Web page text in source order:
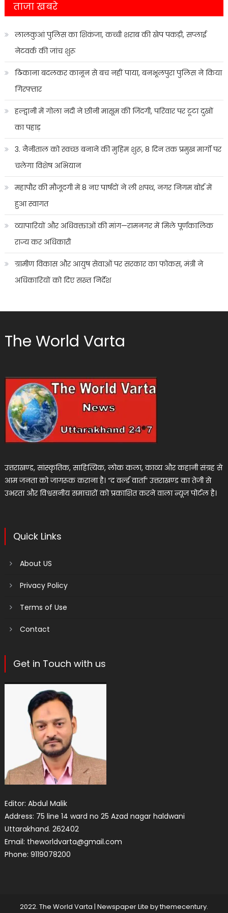
ताजा खबरे
लालकुआं पुलिस का शिकंजा, कच्ची शराब की खेप पकड़ी, सप्लाई
नेटवर्क की जांच शुरू
ठिकाना बदलकर कानून से बच नहीं पाया, बनभूलपुरा पुलिस ने किया
गिरफ्तार
हल्द्वानी में गोला नदी ने छीनी मासूम की जिंदगी, परिवार पर टूटा दुखों
का पहाड़
3. नैनीताल को स्वच्छ बनाने की मुहिम शुरू, 8 दिन तक प्रमुख मार्गों पर
चलेगा विशेष अभियान
महापौर की मौजूदगी में 8 नए पार्षदों ने ली शपथ, नगर निगम बोर्ड में
हुआ स्वागत
व्यापारियों और अधिवक्ताओं की मांग—रामनगर में मिले पूर्णकालिक
राज्य कर अधिकारी
ग्रामीण विकास और आयुष सेवाओं पर सरकार का फोकस, मंत्री ने
अधिकारियों को दिए सख्त निर्देश
The World Varta
उत्तराखण्ड, सांस्कृतिक, साहित्यिक, लोक कला, काव्य और कहानी संग्रह से
आम जनता को जागरूक कराना है। “द वर्ल्ड वार्ता” उत्तराखण्ड का तेजी से
उभरता और विश्वसनीय समाचारों को प्रकाशित करने वाला न्यूज पोर्टल है।
Quick Links
About US
Privacy Policy
Terms of Use
Contact
Get in Touch with us
Editor: Abdul Malik
Address: 75 line 14 ward no 25 Azad nagar haldwani
Uttarakhand. 262402
Email: theworldvarta@gmail.com
Phone: 9119078200
2022. The World Varta | Newspaper Lite bythemecentury.